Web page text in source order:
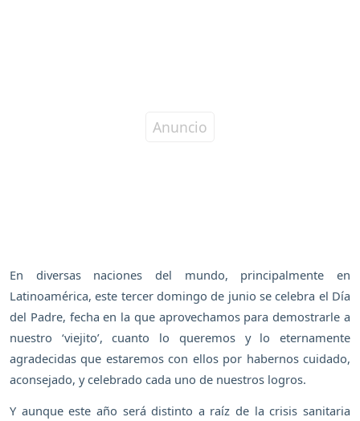
En diversas naciones del mundo, principalmente en
Latinoamérica, este tercer domingo de junio se celebra el Día
del Padre, fecha en la que aprovechamos para demostrarle a
nuestro ‘viejito’, cuanto lo queremos y lo eternamente
agradecidas que estaremos con ellos por habernos cuidado,
aconsejado, y celebrado cada uno de nuestros logros.
Y aunque este año será distinto a raíz de la crisis sanitaria